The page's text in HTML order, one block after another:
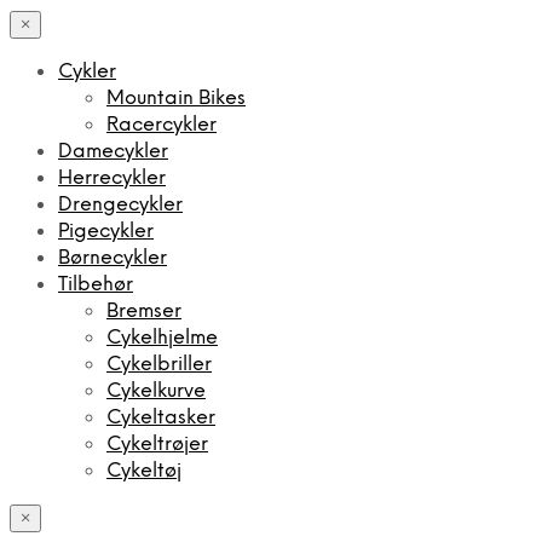
×
Cykler
Mountain Bikes
Racercykler
Damecykler
Herrecykler
Drengecykler
Pigecykler
Børnecykler
Tilbehør
Bremser
Cykelhjelme
Cykelbriller
Cykelkurve
Cykeltasker
Cykeltrøjer
Cykeltøj
×